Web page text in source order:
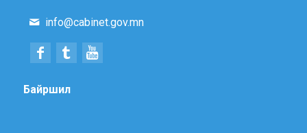
info@cabinet.gov.mn
Байршил